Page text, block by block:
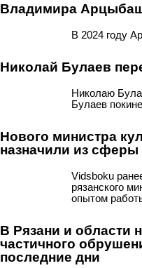
Владимира
В 2024 году
Николай Булаев
Николаю
Булаев
Нового министра
назначили из сферы
Vidsboku
рязанского
опытом
В Рязани и области
частичного
последние дни